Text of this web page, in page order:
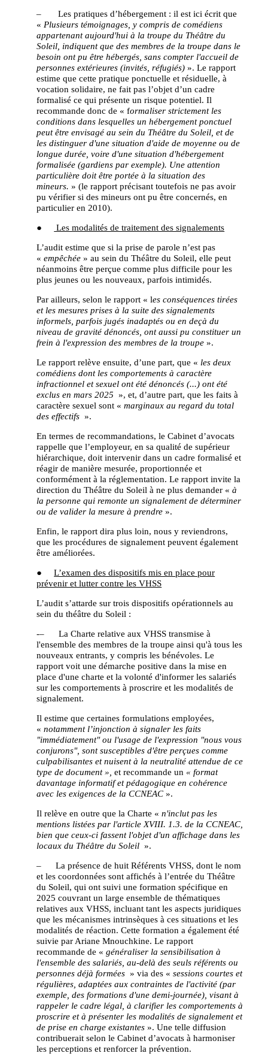
– Les pratiques d’hébergement : il est ici écrit que
« Plusieurs témoignages, y compris de comédiens
appartenant aujourd'hui à la troupe du Théâtre du
Soleil, indiquent que des membres de la troupe dans le
besoin ont pu être hébergés, sans compter l'accueil de
personnes extérieures (invités, réfugiés) ». Le rapport
estime que cette pratique ponctuelle et résiduelle, à
vocation solidaire, ne fait pas l’objet d’un cadre
formalisé ce qui présente un risque potentiel. Il
recommande donc de « formaliser strictement les
conditions dans lesquelles un hébergement ponctuel
peut être envisagé au sein du Théâtre du Soleil, et de
les distinguer d'une situation d'aide de moyenne ou de
longue durée, voire d'une situation d'hébergement
formalisée (gardiens par exemple). Une attention
particulière doit être portée à la situation des
mineurs. » (le rapport précisant toutefois ne pas avoir
pu vérifier si des mineurs ont pu être concernés, en
particulier en 2010).
●
Les modalités de traitement des signalements
L’audit estime que si la prise de parole n’est pas
«empêchée » au sein du Théâtre du Soleil, elle peut
néanmoins être perçue comme plus difficile pour les
plus jeunes ou les nouveaux, parfois intimidés.
Par ailleurs, selon le rapport « les conséquences tirées
et les mesures prises à la suite des signalements
informels, parfois jugés inadaptés ou en deçà du
niveau de gravité dénoncés, ont aussi pu constituer un
frein à l'expression des membres de la troupe ».
Le rapport relève ensuite, d’une part, que « les deux
comédiens dont les comportements à caractère
infractionnel et sexuel ont été dénoncés (...) ont été
exclus en mars 2025 », et, d’autre part, que les faits à
caractère sexuel sont «marginaux au regard du total
des effectifs ».
En termes de recommandations, le Cabinet d’avocats
rappelle que l’employeur, en sa qualité de supérieur
hiérarchique, doit intervenir dans un cadre formalisé et
réagir de manière mesurée, proportionnée et
conformément à la réglementation. Le rapport invite la
direction du Théâtre du Soleil à ne plus demander «à
la personne qui remonte un signalement de déterminer
ou de valider la mesure à prendre ».
Enfin, le rapport dira plus loin, nous y reviendrons,
que les procédures de signalement peuvent également
être améliorées.
●L’examen des dispositifs mis en place pour
prévenir et lutter contre les VHSS
L’audit s’attarde sur trois dispositifs opérationnels au
sein du théâtre du Soleil :
-– La Charte relative aux VHSS transmise à
l'ensemble des membres de la troupe ainsi qu'à tous les
nouveaux entrants, y compris les bénévoles. Le
rapport voit une démarche positive dans la mise en
place d'une charte et la volonté d'informer les salariés
sur les comportements à proscrire et les modalités de
signalement.
Il estime que certaines formulations employées,
«notamment l’injonction à signaler les faits
"immédiatement" ou l'usage de l'expression "nous vous
conjurons", sont susceptibles d'être perçues comme
culpabilisantes et nuisent à la neutralité attendue de ce
type de document »,et recommande un « format
davantage informatif et pédagogique en cohérence
avec les exigences de la CCNEAC ».
Il relève en outre que la Charte «n'inclut pas les
mentions listées par l'article XVIII. 1.3. de la CCNEAC,
bien que ceux-ci fassent l'objet d'un affichage dans les
locaux du Théâtre du Soleil ».
– La présence de huit Référents VHSS, dont le nom
et les coordonnées sont affichés à l’entrée du Théâtre
du Soleil, qui ont suivi une formation spécifique en
2025 couvrant un large ensemble de thématiques
relatives aux VHSS, incluant tant les aspects juridiques
que les mécanismes intrinsèques à ces situations et les
modalités de réaction. Cette formation a également été
suivie par Ariane Mnouchkine. Le rapport
recommande de «généraliser la sensibilisation à
l'ensemble des salariés, au-delà des seuls référents ou
personnes déjà formées » via des «sessions courtes et
régulières, adaptées aux contraintes de l'activité (par
exemple, des formations d'une demi-journée), visant à
rappeler le cadre légal, à clarifier les comportements à
proscrire et à présenter les modalités de signalement et
de prise en charge existantes ». Une telle diffusion
contribuerait selon le Cabinet d’avocats à harmoniser
les perceptions et renforcer la prévention.